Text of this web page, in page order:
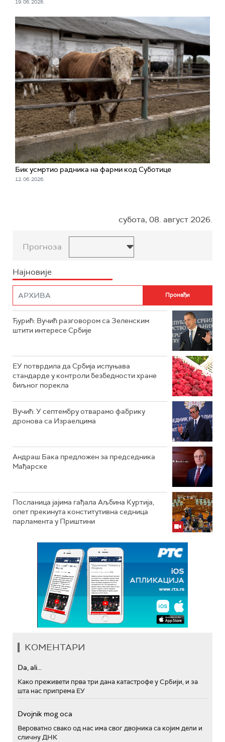
19. 06. 2026.
Бик усмртио радника на фарми код Суботице
12. 06. 2026.
субота, 08. август 2026.
Прогноза
Најновије
Ђурић: Вучић разговором са Зеленским
штити интересе Србије
ЕУ потврдила да Србија испуњава
стандарде у контроли безбедности хране
биљног порекла
Вучић: У септембру отварамо фабрику
дронова са Израелцима
Андраш Бакa предложен за председника
Мађарске
Посланица јајима гађала Аљбина Куртија,
опет прекинута конститутивна седница
парламента у Приштини
КОМЕНТАРИ
Da, ali...
Како преживети прва три дана катастрофе у Србији, и за
шта нас припрема ЕУ
Dvojnik mog oca
Вероватно свако од нас има свог двојника са којим дели и
сличну ДНК